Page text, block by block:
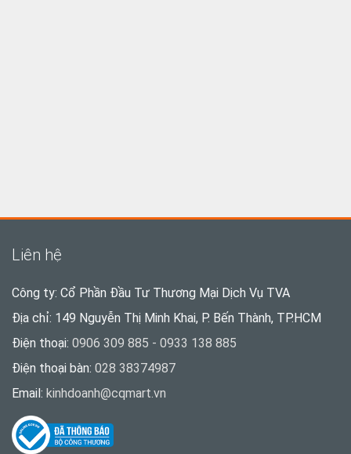
Liên hệ
Công ty: Cổ Phần Đầu Tư Thương Mại Dịch Vụ TVA
Địa chỉ: 149 Nguyễn Thị Minh Khai, P. Bến Thành, TP.HCM
Điện thoại: 0906 309 885 - 0933 138 885
Điện thoại bàn: 028 38374987
Email: kinhdoanh@cqmart.vn